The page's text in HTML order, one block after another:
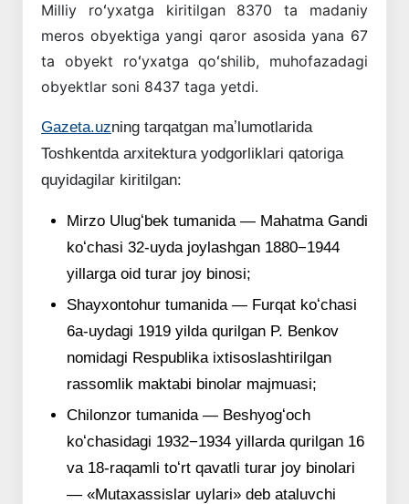
Milliy roʻyxatga kiritilgan 8370 ta madaniy
meros obyektiga yangi qaror asosida yana 67
ta obyekt roʻyxatga qoʻshilib, muhofazadagi
obyektlar soni 8437 taga yetdi.
Gazeta.uzning tarqatgan maʼlumotlarida
Toshkentda arxitektura yodgorliklari qatoriga
quyidagilar kiritilgan:
Mirzo Ulugʻbek tumanida — Mahatma Gandi
koʻchasi 32-uyda joylashgan 1880−1944
yillarga oid turar joy binosi;
Shayxontohur tumanida — Furqat koʻchasi
6a-uydagi 1919 yilda qurilgan P. Benkov
nomidagi Respublika ixtisoslashtirilgan
rassomlik maktabi binolar majmuasi;
Chilonzor tumanida — Beshyogʻoch
koʻchasidagi 1932−1934 yillarda qurilgan 16
va 18-raqamli toʻrt qavatli turar joy binolari
— «Mutaxassislar uylari» deb ataluvchi